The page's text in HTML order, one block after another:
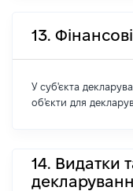
13.
У суб'єкта
об'єкти для
14. Видатки